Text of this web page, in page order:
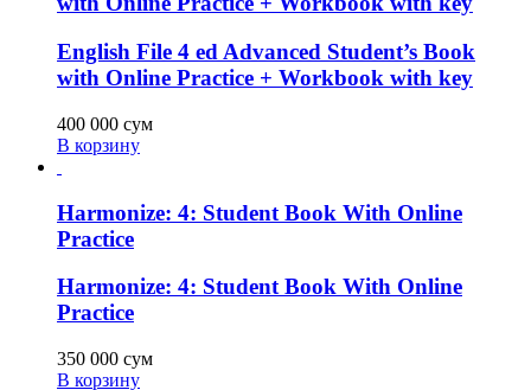
English File 4 ed Advanced Student’s Book
with Online Practice + Workbook with key
400 000 сум
В корзину
Harmonize: 4: Student Book With Online
Practice
Harmonize: 4: Student Book With Online
Practice
350 000 сум
В корзину